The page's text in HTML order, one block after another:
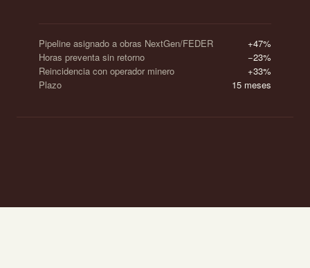
Pipeline asignado a obras NextGen/FEDER
+47%
Horas preventa sin retorno
−23%
Reincidencia con operador minero
+33%
Plazo
15 meses